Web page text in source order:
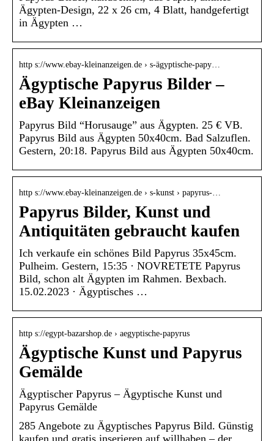
Ägypten-Design, 22 x 26 cm, 4 Blatt, handgefertigt
in Ägypten …
http s://www.ebay-kleinanzeigen.de › s-ägyptische-papy…
Ägyptische Papyrus Bilder –
eBay Kleinanzeigen
Papyrus Bild “Horusauge” aus Ägypten. 25 € VB.
Papyrus Bild aus Ägypten 50x40cm. Bad Salzuflen.
Gestern, 20:18. Papyrus Bild aus Ägypten 50x40cm.
http s://www.ebay-kleinanzeigen.de › s-kunst › papyrus-…
Papyrus Bilder, Kunst und
Antiquitäten gebraucht kaufen
Ich verkaufe ein schönes Bild Papyrus 35x45cm.
Pulheim. Gestern, 15:35 · NOVRETETE Papyrus
Bild, schon alt Ägypten im Rahmen. Bexbach.
15.02.2023 · Ägyptisches …
http s://egypt-bazarshop.de › aegyptische-papyrus
Ägyptische Kunst und Papyrus
Gemälde
Ägyptischer Papyrus – Ägyptische Kunst und
Papyrus Gemälde
285 Angebote zu Ägyptisches Papyrus Bild. Günstig